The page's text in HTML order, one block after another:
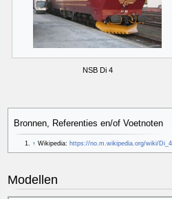
NSB Di 4
Bronnen, Referenties en/of Voetnoten
↑ Wikipedia: https://no.m.wikipedia.org/wiki/Di_4
Modellen